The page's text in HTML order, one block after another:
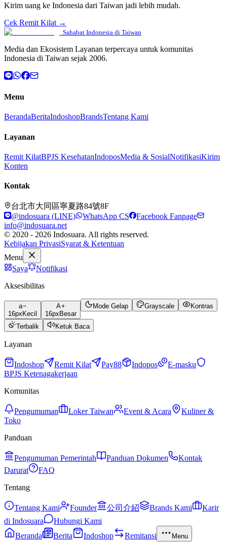
Kirim uang ke Indonesia dari Taiwan jadi lebih mudah.
Cek Remit Kilat →
Sahabat Indonesia di Taiwan
Media dan Ekosistem Layanan terpercaya untuk komunitas
Indonesia di Taiwan sejak 2006.
Menu
BerandaBeritaIndoshopBrandsTentang Kami
Layanan
Remit KilatBPJS KesehatanIndoposMedia & SosialNotifikasiKirim
Konten
Kontak
台北市大同區寧夏路84號8F
@indosuara (LINE)
WhatsApp CS
Facebook Fanpage
info@indosuara.net
© 2020 - 2026 Indosuara. All rights reserved.
Kebijakan PrivasiSyarat & Ketentuan
Menu
Saya
Notifikasi
Aksesibilitas
a
16px Kecil
A
16px Besar
Mode Gelap Grayscale Kontras
Terbalik Ketuk Baca
Layanan
Indoshop Remit Kilat Pay88 Indopos
E-masku
BPJS Ketenagakerjaan
Komunitas
Pengumuman Loker Taiwan Event & Acara
Kuliner &
Toko
Panduan
Pengumuman Pemerintah Panduan Dokumen
Kontak
Darurat
FAQ
Tentang
Tentang Kami Founder 公司介紹 Brands Kami
Karir
di Indosuara
Hubungi Kami
Beranda
Berita Indoshop Remitansi Menu